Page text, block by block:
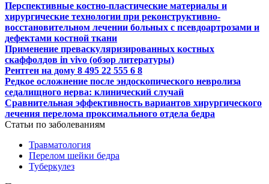
Перспективные костно-пластические материалы и
хирургические технологии при реконструктивно-
восстановительном лечении больных с псевдоартрозами и
дефектами костной ткани
Применение преваскуляризированных костных
скаффолдов in vivo (обзор литературы)
Рентген на дому 8 495 22 555 6 8
Редкое осложнение после эндоскопического невролиза
седалищного нерва: клинический случай
Сравнительная эффективность вариантов хирургического
лечения перелома проксимального отдела бедра
Статьи по заболеваниям
Травматология
Перелом шейки бедра
Туберкулез